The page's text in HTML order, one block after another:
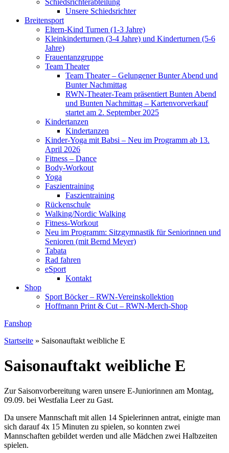
Schiedsrichterabteilung
Unsere Schiedsrichter
Breitensport
Eltern-Kind Turnen (1-3 Jahre)
Kleinkinderturnen (3-4 Jahre) und Kinderturnen (5-6
Jahre)
Frauentanzgruppe
Team Theater
Team Theater – Gelungener Bunter Abend und
Bunter Nachmittag
RWN-Theater-Team präsentiert Bunten Abend
und Bunten Nachmittag – Kartenvorverkauf
startet am 2. September 2025
Kindertanzen
Kindertanzen
Kinder-Yoga mit Babsi – Neu im Programm ab 13.
April 2026
Fitness – Dance
Body-Workout
Yoga
Faszientraining
Faszientraining
Rückenschule
Walking/Nordic Walking
Fitness-Workout
Neu im Programm: Sitzgymnastik für Seniorinnen und
Senioren (mit Bernd Meyer)
Tabata
Rad fahren
eSport
Kontakt
Shop
Sport Böcker – RWN-Vereinskollektion
Hoffmann Print & Cut – RWN-Merch-Shop
Fanshop
Startseite » Saisonauftakt weibliche E
Saisonauftakt weibliche E
Zur Saisonvorbereitung waren unsere E-Juniorinnen am Montag,
09.09. bei Westfalia Leer zu Gast.
Da unsere Mannschaft mit allen 14 Spielerinnen antrat, einigte man
sich darauf 4x 15 Minuten zu spielen, so konnten zwei
Mannschaften gebildet werden und alle Mädchen zwei Halbzeiten
spielen.